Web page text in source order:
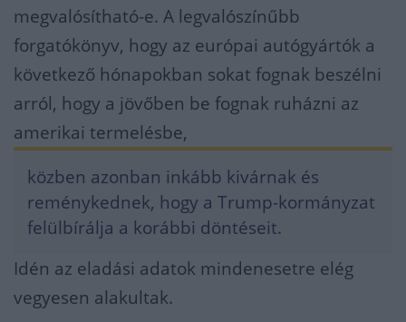
megvalósítható-e. A legvalószínűbb
forgatókönyv, hogy az európai autógyártók a
következő hónapokban sokat fognak beszélni
arról, hogy a jövőben be fognak ruházni az
amerikai termelésbe,
közben azonban inkább kivárnak és
reménykednek, hogy a Trump-kormányzat
felülbírálja a korábbi döntéseit.
Idén az eladási adatok mindenesetre elég
vegyesen alakultak.